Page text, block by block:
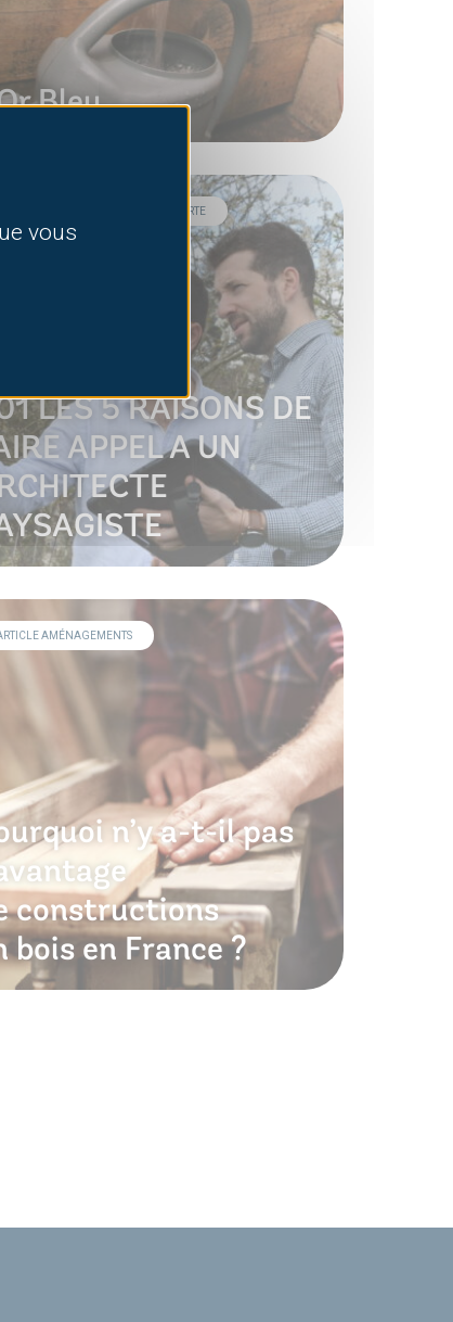
Bleu
ARTICLE AMÉNAGEMENTS, DÉCOUVERTE
LES 5 RAISONS DE
APPEL A UN
AMÉNAGEMENTS
n’y a-t-il pas
constructions
bois en France ?
vous